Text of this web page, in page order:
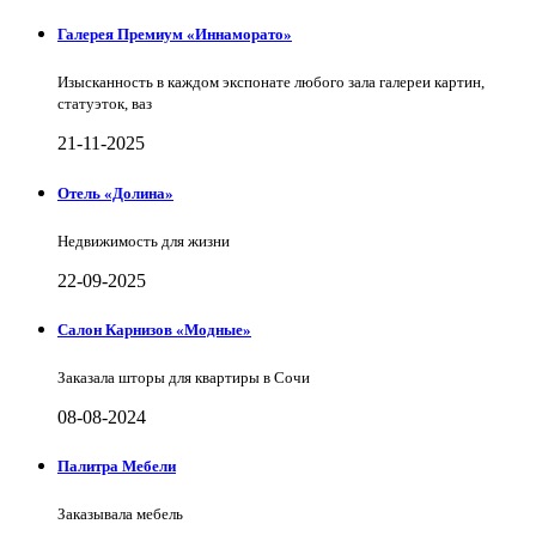
Галерея Премиум «Иннаморато»
Изысканность в каждом экспонате любого зала галереи картин,
статуэток, ваз
21-11-2025
Отель «Долина»
Недвижимость для жизни
22-09-2025
Салон Карнизов «Модные»
Заказала шторы для квартиры в Сочи
08-08-2024
Палитра Мебели
Заказывала мебель